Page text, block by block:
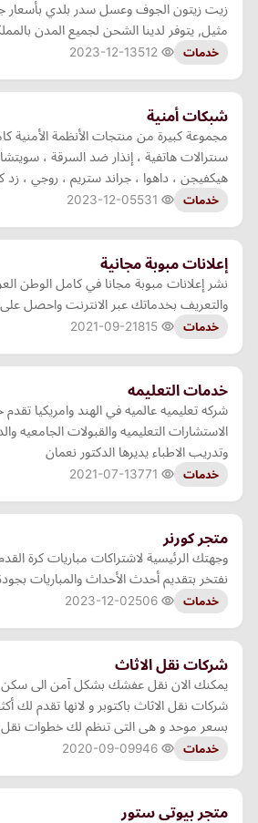
زيت زيتون الجوف وعسل سدر بلدي بأسعار
مثيل, يتوفر لدينا الشحن لجميع المدن
خدمات 2023-12-13
شبكات أمنية
مجموعة كبيرة من منتجات الأنظمة الأمنية
سنترالات هاتفية ، إنذار ضد السرقة ،
هيكفيجن ، داهوا ، جراند ستريم ، روجي ،
خدمات 2023-12-05
إعلانات مبوبة مجانية
نشر إعلانات مبوبة مجانا في كامل الوطن
والتعريف بخدماتك عبر الانترنت واحصل
خدمات 2021-09-21
خدمات التعليمه
شركه تعليميه عالميه في الهند وامريكيا
الاستشارات التعليميه والقبولات الجامعيه
وتدريب الاطباء يديرها الدكتور نعمان
خدمات 2021-07-13
متجر كورنر
وجهتك الرئيسية لاشتراكات مباريات كرة
نفتخر بتقديم أحدث الأحداث والمباريات
خدمات 2023-12-02
شركات نقل الاثاث
يمكنك الان نقل عفشك بشكل آمن الى
شركات نقل الاثاث باكتوبر و لانها تقدم
بسعر موحد و هى التى تنظم لك خطوات
خدمات 2020-09-09
متجر بيوتي ستور